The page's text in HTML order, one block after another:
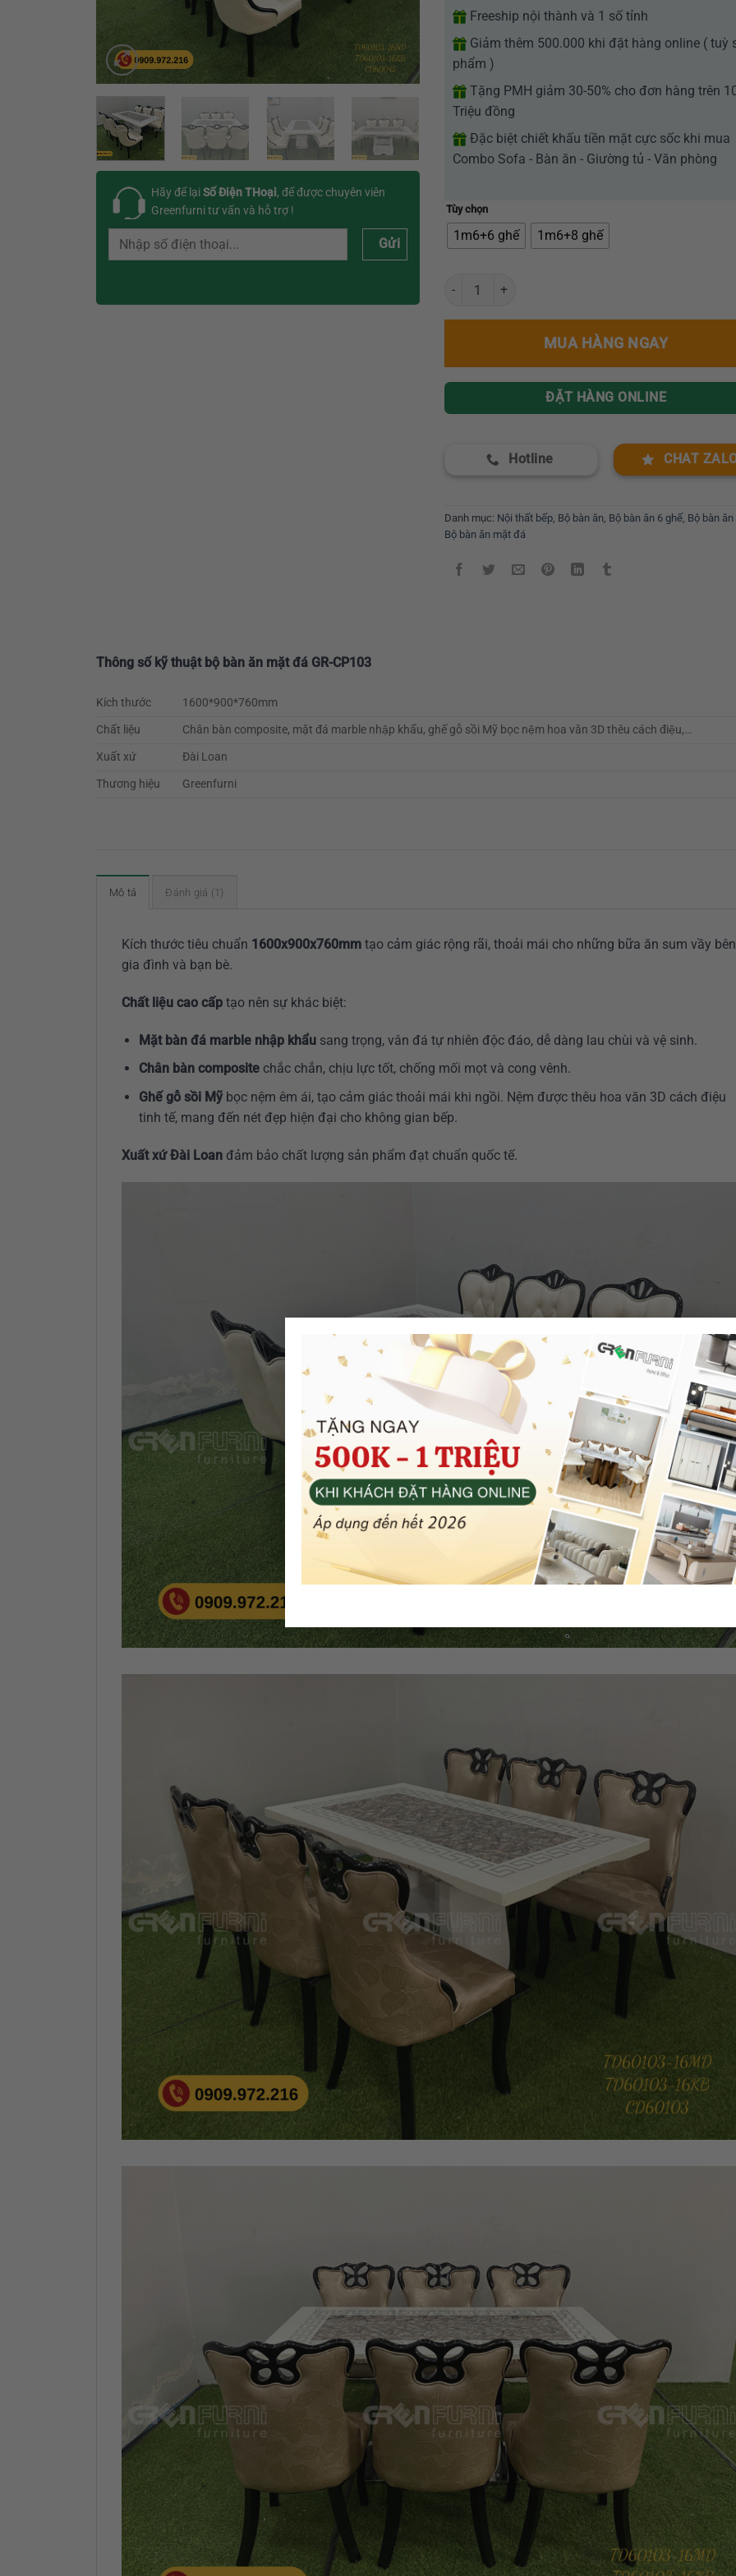
Hãy để lạiSố Điện THoại, để được chuyên viên
Greenfurni tư vấn và hỗ trợ !
Gửi
Freeship nội thành và 1 số tỉnh
Giảm thêm 500.000 khi đặt hàng online ( tuỳ
phẩm )
Tặng PMH giảm 30-50% cho đơn hàng trên
Triệu đồng
Đặc biệt chiết khấu tiền mặt cực sốc khi mua
Combo Sofa - Bàn ăn - Giường tủ - Văn phòng
Tùy chọn
1m6+6 ghế 1m6+8 ghế
Bộ bàn ăn mặt đá GR-CP103 số lượng
MUA HÀNG NGAY
ĐẶT HÀNG ONLINE
Hotline CHAT
Danh mục: Nội thất bếp, Bộ bàn ăn, Bộ bàn ăn 6 ghế, Bộ bàn ăn
Bộ bàn ăn mặt đá
Thông số kỹ thuật bộ bàn ăn mặt đá GR-CP103
Kích thước
1600*900*760mm
Chất liệu
Chân bàn composite, mặt đá marble nhập khẩu, ghế gỗ sồi Mỹ bọc nệm hoa văn 3D thêu cách điệu,…
Xuất xứ
Đài Loan
Thương hiệu
Greenfurni
Mô tả Đánh giá (1)
Kích thước tiêu chuẩn 1600x900x760mm tạo cảm giác rộng rãi, thoải mái cho những bữa ăn sum vầy bên
gia đình và bạn bè.
Chất liệu cao cấp tạo nên sự khác biệt:
Mặt bàn đá marble nhập khẩusang trọng, vân đá tự nhiên độc đáo, dễ dàng lau chùi và vệ sinh.
Chân bàn compositechắc chắn, chịu lực tốt, chống mối mọt và cong vênh.
Ghế gỗ sồi Mỹbọc nệm êm ái, tạo cảm giác thoải mái khi ngồi. Nệm được thêu hoa văn 3D cách điệu
tinh tế, mang đến nét đẹp hiện đại cho không gian bếp.
Xuất xứ Đài Loan đảm bảo chất lượng sản phẩm đạt chuẩn quốc tế.